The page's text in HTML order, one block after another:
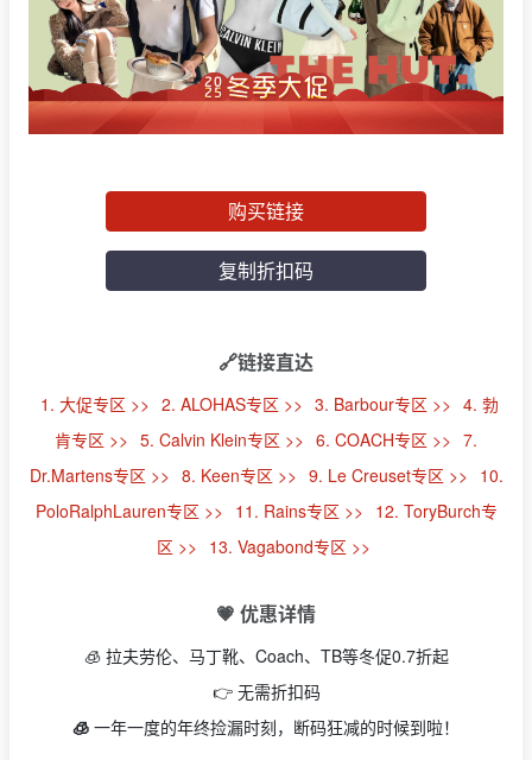
购买链接
复制折扣码
🔗链接直达
1. 大促专区 >> 2. ALOHAS专区 >> 3. Barbour专区 >> 4. 勃
肯专区 >> 5. Calvin Klein专区 >> 6. COACH专区 >> 7.
Dr.Martens专区 >> 8. Keen专区 >> 9. Le Creuset专区 >> 10.
PoloRalphLauren专区 >> 11. Rains专区 >> 12. ToryBurch专
区 >> 13. Vagabond专区 >>
💗 优惠详情
🧊 拉夫劳伦、马丁靴、Coach、TB等冬促0.7折起
👉 无需折扣码
🧊 一年一度的年终捡漏时刻，断码狂减的时候到啦！